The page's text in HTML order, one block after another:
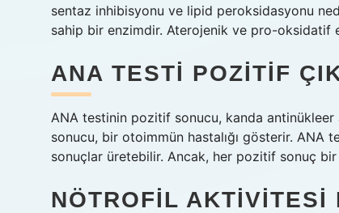
sentaz inhibisyonu ve lipid peroksidasyonu
sahip bir enzimdir. Aterojenik ve pro-oksidatif
ANA TESTI POZITIF
ANA testinin pozitif sonucu, kanda
sonucu, bir otoimmün hastalığı gösterir. ANA
sonuçlar üretebilir. Ancak, her pozitif sonuç
NÖTROFIL AKTIVITESI